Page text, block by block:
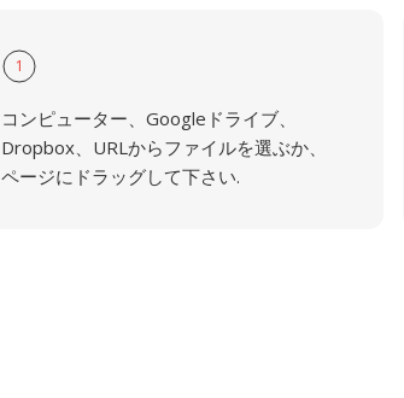
1
コンピューター、Googleドライブ、
Dropbox、URLからファイルを選ぶか、
ページにドラッグして下さい.